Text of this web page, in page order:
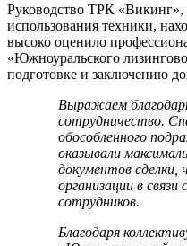
Руководство ТРК
использования техники,
высоко оценило
«Южноуральского
подготовке и заключению
Выражаем
сотрудничество.
обособленного
оказывали
документов
организации в
сотрудников.
Благодаря